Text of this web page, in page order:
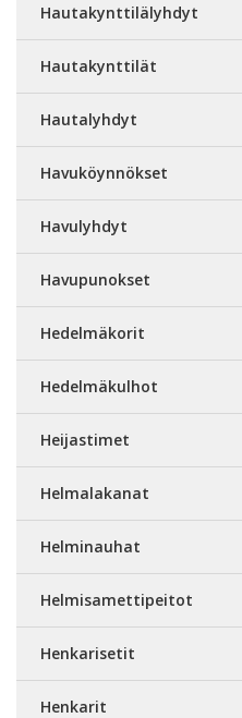
Hautakynttilälyhdyt
Hautakynttilät
Hautalyhdyt
Havuköynnökset
Havulyhdyt
Havupunokset
Hedelmäkorit
Hedelmäkulhot
Heijastimet
Helmalakanat
Helminauhat
Helmisamettipeitot
Henkarisetit
Henkarit